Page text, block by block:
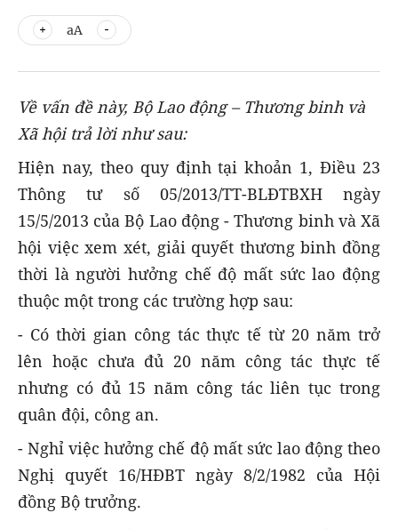
aA
Về vấn đề này, Bộ Lao động – Thương binh và
Xã hội trả lời như sau:
Hiện nay, theo quy định tại khoản 1, Điều 23
Thông tư số 05/2013/TT-BLĐTBXH ngày
15/5/2013 của Bộ Lao động - Thương binh và Xã
hội việc xem xét, giải quyết thương binh đồng
thời là người hưởng chế độ mất sức lao động
thuộc một trong các trường hợp sau:
- Có thời gian công tác thực tế từ 20 năm trở
lên hoặc chưa đủ 20 năm công tác thực tế
nhưng có đủ 15 năm công tác liên tục trong
quân đội, công an.
- Nghỉ việc hưởng chế độ mất sức lao động theo
Nghị quyết 16/HĐBT ngày 8/2/1982 của Hội
đồng Bộ trưởng.